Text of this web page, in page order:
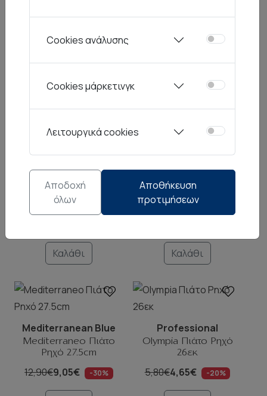
Illusion Red Πιάτο
Illusion Yellow Πιάτο
Premium Collection
J΄Adore Πιάτο Ρηχό
27.5cm
Καλάθι
Mediterranean Blue
Kythera Μπλε Πιάτο
Ρηχό 27.5cm
Καλάθι
Mediterranean Blue
Mediterraneo Πιάτο
Ρηχό 27.5cm
12,90€9,05€ -30%
Professional
Olympia Πιάτο Ρηχό
26εκ
5,80€4,65€ -20%
Cookies ανάλυσης
Cookies μάρκετινγκ
Λειτουργικά cookies
Αποδοχή
όλων
Αποθήκευση
προτιμήσεων